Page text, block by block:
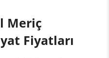
Meriç
Fiyatları